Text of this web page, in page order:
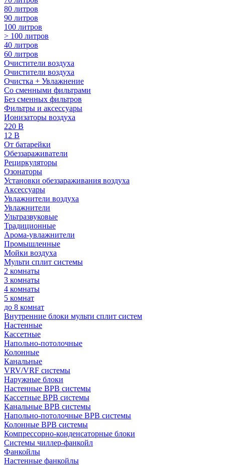
80 литров
90 литров
100 литров
> 100 литров
40 литров
60 литров
Очистители воздуха
Очистители воздуха
Очистка + Увлажнение
Cо сменными фильтрами
Без сменных фильтров
Фильтры и аксессуары
Ионизаторы воздуха
220 В
12 В
От батарейки
Обеззараживатели
Рециркуляторы
Озонаторы
Установки обеззараживания воздуха
Аксессуары
Увлажнители воздуха
Увлажнители
Ультразвуковые
Традиционные
Арома-увлажнители
Промышленные
Мойки воздуха
Мульти сплит системы
2 комнаты
3 комнаты
4 комнаты
5 комнат
до 8 комнат
Внутренние блоки мульти сплит систем
Настенные
Кассетные
Напольно-потолочные
Колонные
Канальные
VRV/VRF системы
Наружные блоки
Настенные ВРВ системы
Кассетные ВРВ системы
Канальные ВРВ системы
Напольно-потолочные ВРВ системы
Колонные ВРВ системы
Компрессорно-конденсаторные блоки
Системы чиллер-фанкойл
Фанкойлы
Настенные фанкойлы